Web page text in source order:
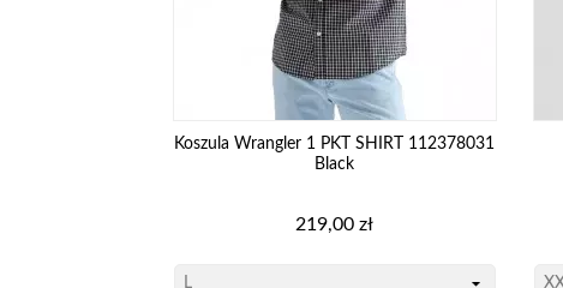
Koszula Wrangler 1 PKT SHIRT 112378031
Black
Cena
219,00 zł